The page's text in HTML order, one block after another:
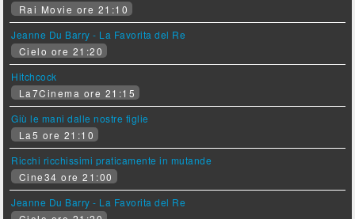
Rai Movie ore 21:10
Jeanne Du Barry - La Favorita del Re
Cielo ore 21:20
Hitchcock
La7Cinema ore 21:15
Giù le mani dalle nostre figlie
La5 ore 21:10
Ricchi ricchissimi praticamente in mutande
Cine34 ore 21:00
Jeanne Du Barry - La Favorita del Re